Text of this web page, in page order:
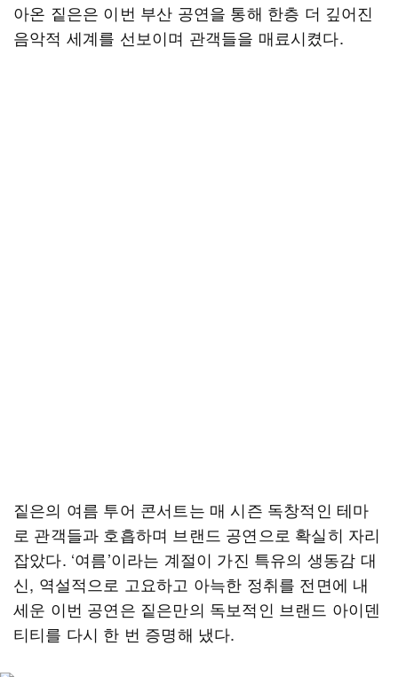
아온 짙은은 이번 부산 공연을 통해 한층 더 깊어진
음악적 세계를 선보이며 관객들을 매료시켰다.
짙은의 여름 투어 콘서트는 매 시즌 독창적인 테마
로 관객들과 호흡하며 브랜드 공연으로 확실히 자리
잡았다. ‘여름’이라는 계절이 가진 특유의 생동감 대
신, 역설적으로 고요하고 아늑한 정취를 전면에 내
세운 이번 공연은 짙은만의 독보적인 브랜드 아이덴
티티를 다시 한 번 증명해 냈다.